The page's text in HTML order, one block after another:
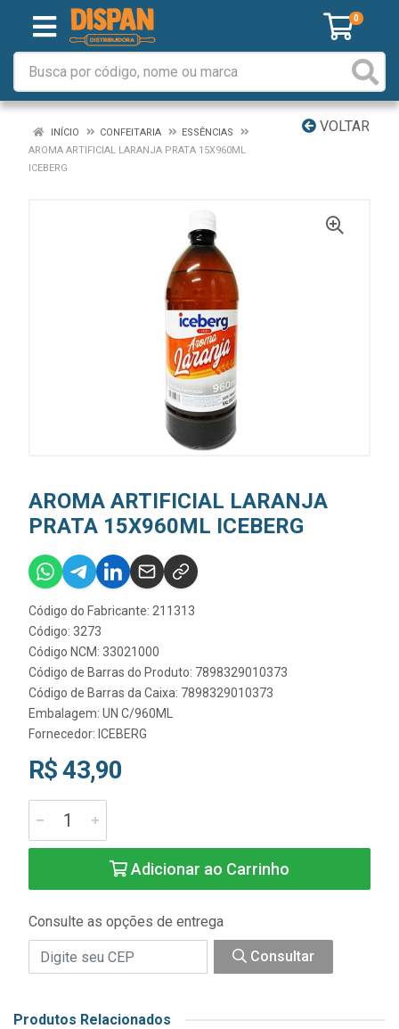
0
VOLTAR
INÍCIO CONFEITARIA
ESSÊNCIAS
AROMA ARTIFICIAL LARANJA PRATA 15X960ML
ICEBERG
AROMA ARTIFICIAL LARANJA
PRATA 15X960ML ICEBERG
Código do Fabricante: 211313
Código: 3273
Código NCM: 33021000
Código de Barras do Produto: 7898329010373
Código de Barras da Caixa: 7898329010373
Embalagem: UN C/960ML
Fornecedor: ICEBERG
R$ 43,90
Adicionar ao Carrinho
Consulte as opções de entrega
Consultar
Produtos Relacionados